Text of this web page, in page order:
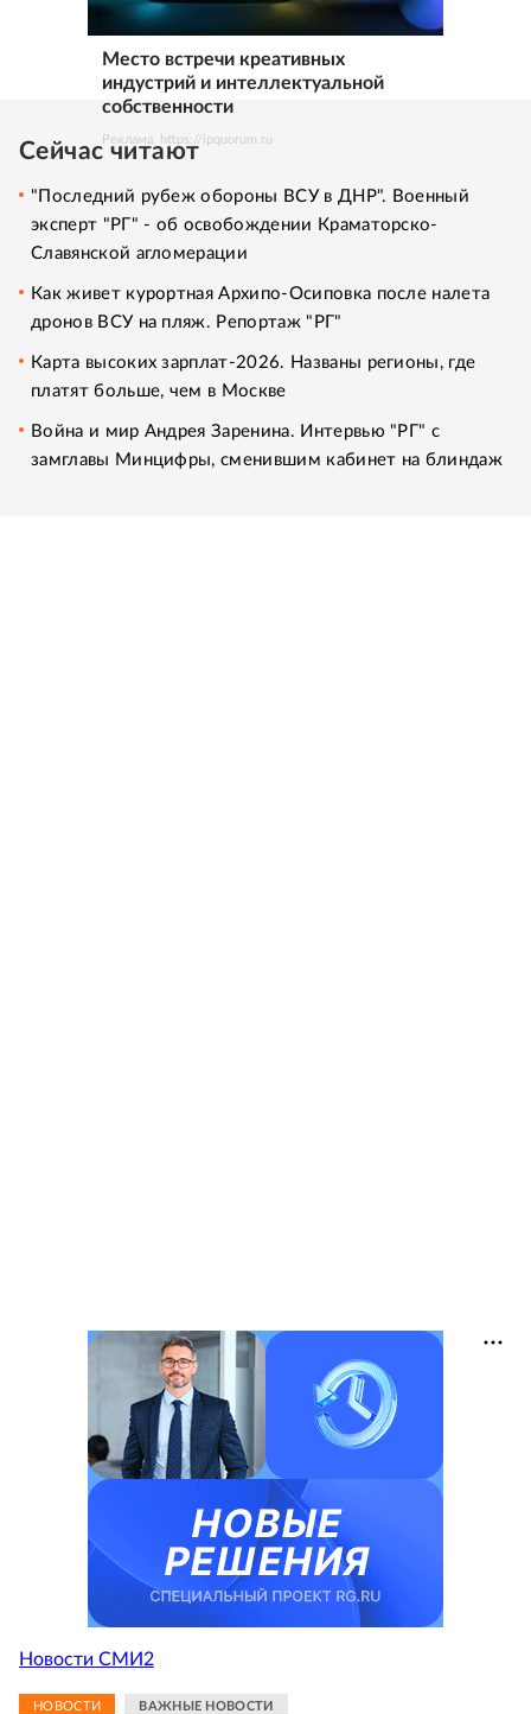
Место встречи креативных
индустрий и интеллектуальной
собственности
Реклама. https://ipquorum.ru
Сейчас читают
"Последний рубеж обороны ВСУ в ДНР". Военный
эксперт "РГ" - об освобождении Краматорско-
Славянской агломерации
Как живет курортная Архипо-Осиповка после налета
дронов ВСУ на пляж. Репортаж "РГ"
Карта высоких зарплат-2026. Названы регионы, где
платят больше, чем в Москве
Война и мир Андрея Заренина. Интервью "РГ" с
замглавы Минцифры, сменившим кабинет на блиндаж
Новости СМИ2
НОВОСТИ ВАЖНЫЕ НОВОСТИ